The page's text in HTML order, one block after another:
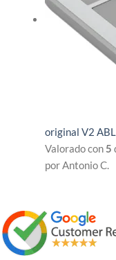
original V2
Valorado con5
por Antonio C.